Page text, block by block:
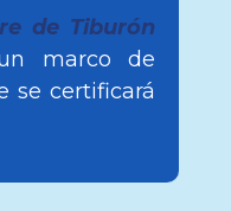
de Tiburón
marco de
se certificará